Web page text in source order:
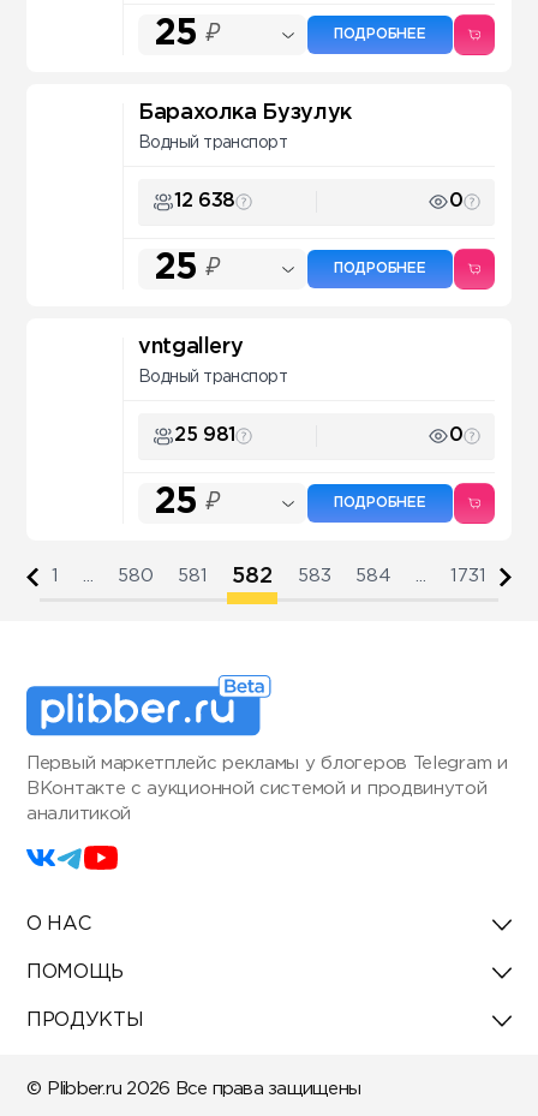
25 ₽ ПОДРОБНЕЕ
Барахолка Бузулук
Водный транспорт
12 638 0
25 ₽ ПОДРОБНЕЕ
vntgallery
Водный транспорт
25 981 0
25 ₽ ПОДРОБНЕЕ
580 581 582 583 584 1731
Первый маркетплейс рекламы у блогеров Telegram и
ВКонтакте с аукционной системой и продвинутой
аналитикой
О НАС
ПОМОЩЬ
ПРОДУКТЫ
© Plibber.ru 2026 Все права защищены